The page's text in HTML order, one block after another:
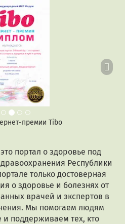
премии Tibo
портал о здоровье под
Республики
только достоверная
о здоровье и болезнях от
врачей и экспертов в
Мы помогаем людям
и поддерживаем тех, кто